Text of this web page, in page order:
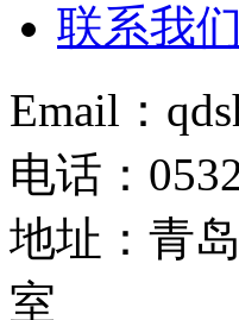
联系我们
Email：
电话：
地址：青
室